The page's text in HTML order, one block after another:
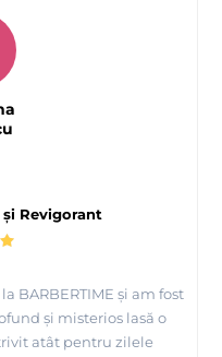
Revigorant
BARBERTIME și am fost
și misterios lasă o
atât pentru zilele